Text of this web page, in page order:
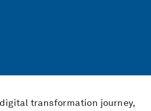
transformation journey,